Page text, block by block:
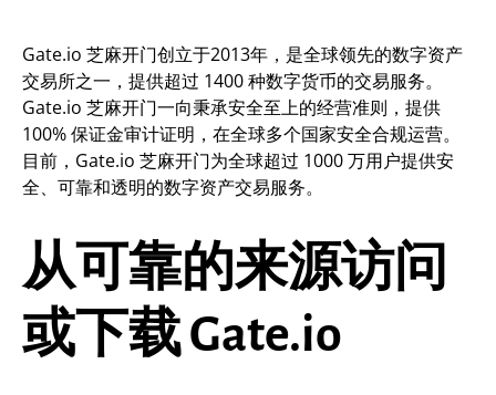
Gate.io 芝麻开门创立于2013年，是全球领先的数字资产
交易所之一，提供超过 1400 种数字货币的交易服务。
Gate.io 芝麻开门一向秉承安全至上的经营准则，提供
100% 保证金审计证明，在全球多个国家安全合规运营。
目前，Gate.io 芝麻开门为全球超过 1000 万用户提供安
全、可靠和透明的数字资产交易服务。
从可靠的来源访问
或下载 Gate.io